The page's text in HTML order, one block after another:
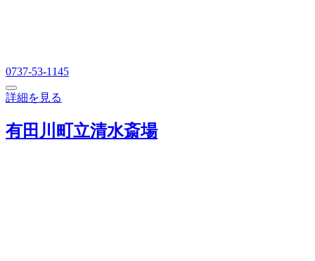
0737-53-1145
詳細を見る
有田川町立清水斎場